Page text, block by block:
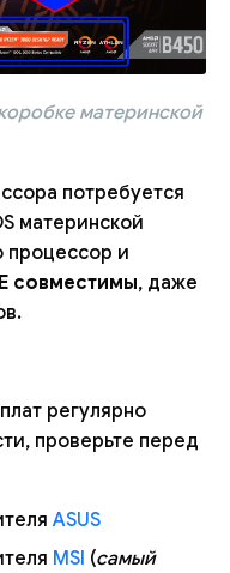
материнской
потребуется
материнской
процессор и
совместимы, даже
регулярно
проверьте перед
ASUS
MSI (самый